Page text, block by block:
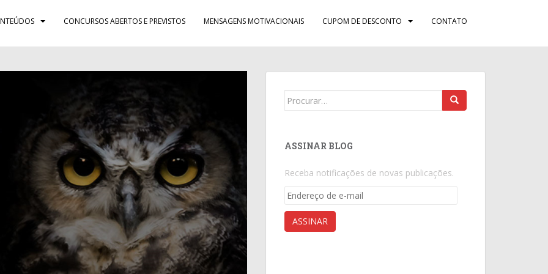
CONCURSOS ABERTOS E PREVISTOS MENSAGENS MOTIVACIONAIS CUPOM DE DESCONTO CONTATO
Search
ASSINAR BLOG
Receba notificações de novas publicações.
Endereço
e-
mail
ASSINAR